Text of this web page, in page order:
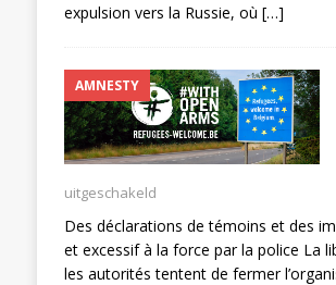
expulsion vers la Russie, où […]
AMNESTY
uitgeschakeld
Des déclarations de témoins et des
et excessif à la force par la police La
les autorités tentent de fermer